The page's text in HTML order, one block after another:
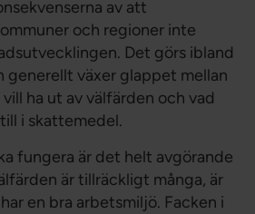
av att
och regioner inte
Det görs ibland
generellt växer glappet mellan
ha ut av välfärden och vad
i skattemedel.
fungera är det helt avgörande
är tillräckligt många, är
en bra arbetsmiljö. Facken i